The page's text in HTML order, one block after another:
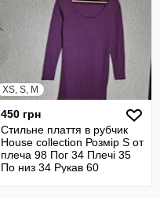
XS, S, M
450 грн
Стильне плаття в рубчик
House collection Розмір S от
плеча 98 Пог 34 Плечі 35
По низ 34 Рукав 60